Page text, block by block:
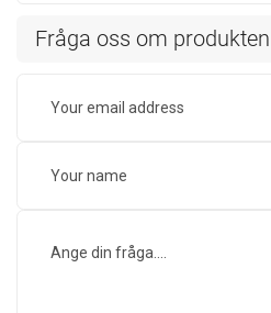
Fråga oss om produkten